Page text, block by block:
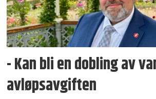
- Kan bli en dobling av
avløpsavgiften